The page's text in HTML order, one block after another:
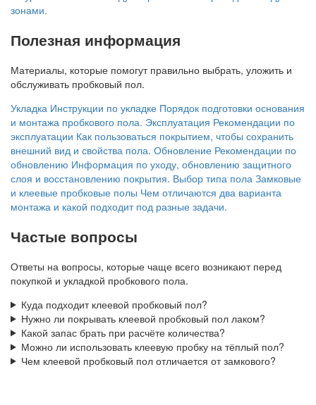
зонами.
Полезная информация
Материалы, которые помогут правильно выбрать, уложить и
обслуживать пробковый пол.
Укладка Инструкции по укладке Порядок подготовки основания
и монтажа пробкового пола. Эксплуатация Рекомендации по
эксплуатации Как пользоваться покрытием, чтобы сохранить
внешний вид и свойства пола. Обновление Рекомендации по
обновлению Информация по уходу, обновлению защитного
слоя и восстановлению покрытия. Выбор типа пола Замковые
и клеевые пробковые полы Чем отличаются два варианта
монтажа и какой подходит под разные задачи.
Частые вопросы
Ответы на вопросы, которые чаще всего возникают перед
покупкой и укладкой пробкового пола.
Куда подходит клеевой пробковый пол?
Нужно ли покрывать клеевой пробковый пол лаком?
Какой запас брать при расчёте количества?
Можно ли использовать клеевую пробку на тёплый пол?
Чем клеевой пробковый пол отличается от замкового?